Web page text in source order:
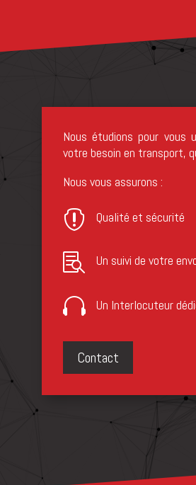
Nous étudions pour vous
votre besoin en transport,
Nous vous assurons :
 Qualité et sécurité
 Un suivi de votre
 Un lnterlocuteur
Contact